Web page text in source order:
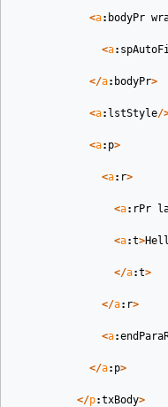
<a: bodyPr
<a:
</a: bodyPr>
<a: lstStyle/
<a: p>
<a: r>
<a: rPr
<a:t>
</a:t>
</a: r>
<a:
</a: p>
</p:txBody>